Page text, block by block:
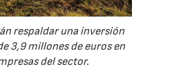
respaldar una inversión
3,9 millones de euros en
del sector.